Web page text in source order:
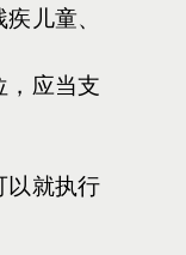
儿童、
，应当支
以就执行